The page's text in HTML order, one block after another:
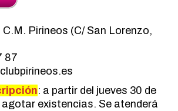
Pirineos (C/ San Lorenzo,
87
: a partir del jueves 30 de
existencias. Se atenderá